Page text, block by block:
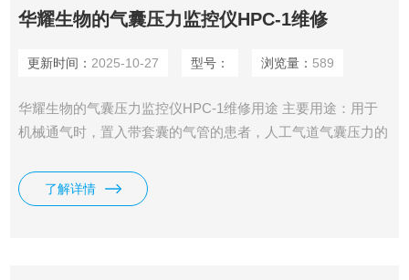
华耀生物的气囊压力监控仪HPC-1维修
更新时间： 2025-10-27 型号： 浏览量： 589
华耀生物的气囊压力监控仪HPC-1维修用途 主要用途：用于
机械通气时，置入带套囊的气管的患者，人工气道气囊压力的
制。 防止气囊压力过大造成气管损伤及并发症。 防止气囊压
力不足造成口咽部分泌物流入及胃内容物反流误吸。 及时发
了解详情